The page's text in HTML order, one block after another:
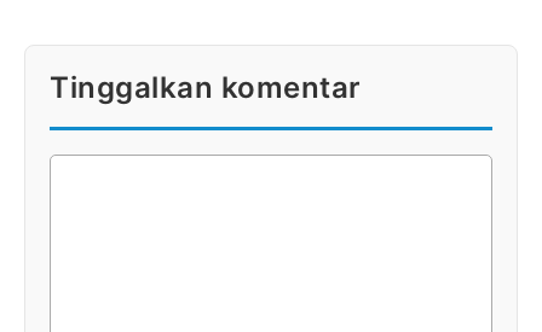
Tinggalkan komentar